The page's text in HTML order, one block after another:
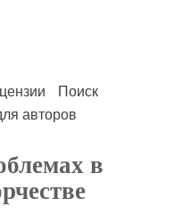
Поиск
авторов
в